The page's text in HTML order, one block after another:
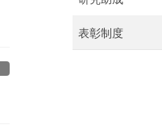
表彰制度